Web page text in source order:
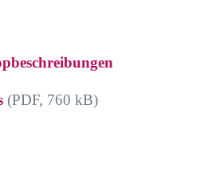
(PDF, 760 kB)